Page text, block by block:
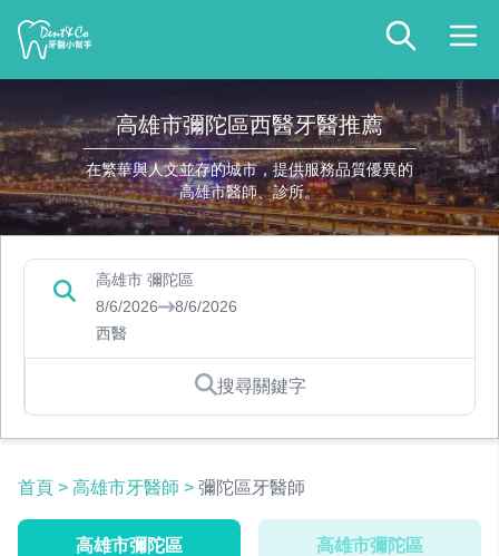
高雄市彌陀區西醫牙醫推薦
在繁華與人文並存的城市，提供服務品質優異的
高雄市醫師、診所。
高雄市 彌陀區
8/6/2026
8/6/2026
西醫
搜尋關鍵字
首頁 > 高雄市牙醫師 > 彌陀區牙醫師
高雄市彌陀區 高雄市彌陀區